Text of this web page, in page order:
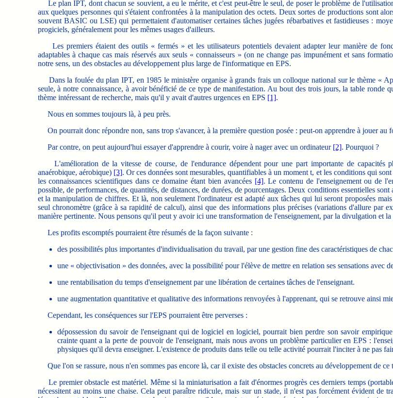
Le plan IPT, dont chacun se souvient, a eu le mérite, et c'est peut-être le seul, de poser le problème de
aux quelques personnes qui s'étaient confrontées à la manipulation des octets. Deux sortes de productions sont
souvent BASIC ou LSE) qui permettaient d'automatiser certaines tâches jugées rébarbatives et fastidieuses :
progiciels, généralement pour les mêmes usages d'ailleurs.
Les premiers étaient des outils « fermés » et les utilisateurs potentiels devaient adapter leur manière de
adaptables à chaque cas mais réservés aux seuls « connaisseurs » (on ne change pas impunément et sans
notre sens, un des obstacles au développement plus large de l'informatique en EPS.
Dans la foulée du plan IPT, en 1985 le ministère organise à grands frais un colloque national sur le thème «
seule, à notre connaissance, à avoir bénéficié de ce type de manifestation. Au bout des trois jours, la table
thème intéressant de recherche, mais qu'il y avait d'autres urgences en EPS [1].
Nous en sommes toujours là, à peu près.
On pourrait donc répondre non, sans trop s'avancer, à la première question posée : peut-on apprendre à jouer au
Par contre, on peut aujourd'hui essayer d'apprendre à courir, voire à nager avec un ordinateur [2]. Pourquoi ?
L'amélioration de la vitesse de course, de l'endurance dépendent pour une part importante de capacités
anaérobique, aérobique) [3]. Or ces données sont mesurables, quantifiables à un moment t, et les conditions qui
les connaissances scientifiques dans ce domaine étant bien avancées [4]. Le contenu de l'enseignement ou de
possible, de performances, de quantités, de distances, de durées, de pourcentages. Deux conditions essentielles
et la manipulation de chiffres. Et là, non seulement l'ordinateur est adapté aux tâches qui lui seront proposées
seul chronomètre (grâce à sa rapidité de calcul), ainsi que des informations plus précises (variations d'allure par
manière pertinente. Nous pensons qu'il peut y avoir ici une transformation de l'enseignement, par la divulgation et
Les profits escomptés pourraient être résumés de la façon suivante :
des possibilités plus importantes d'individualisation du travail, par une gestion fine des caractéristiques de
une « objectivisation » des données, avec la possibilité pour l'élève de mettre en relation ses sensations avec
une rentabilisation du temps d'enseignement par une libération de certaines tâches de l'enseignant.
une augmentation quantitative et qualitative des informations renvoyées à l'apprenant, qui se retrouve ainsi
Cependant, les conséquences sur l'EPS pourraient être perverses :
dépossession du savoir de l'enseignant qui de logiciel en logiciel, pourrait bien perdre son savoir
crainte quant a la perte de pouvoir de l'enseignant, mais nous avons un problème particulier en EPS :
physiques qu'il devra enseigner. L'existence de produits dans telle ou telle activité pourrait l'inciter à ne pas
Que l'on se rassure, nous n'en sommes pas encore là, car il existe des obstacles concrets au développement de ce
Le premier obstacle est matériel. Même si la miniaturisation a fait d'énormes progrès ces derniers temps
nécessitent au moins une chaise. Cela peut paraître ridicule, mais sur un stade, il n'est pas forcément évident de